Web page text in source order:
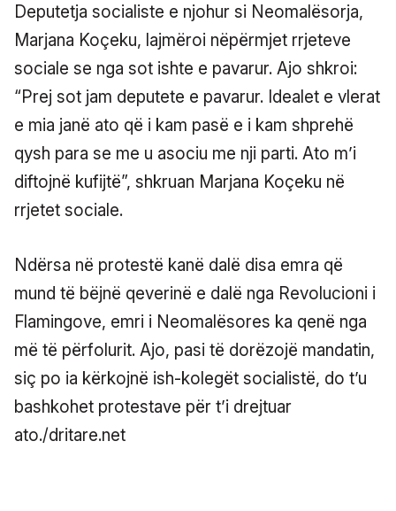
Deputetja socialiste e njohur si Neomalësorja,
Marjana Koçeku, lajmëroi nëpërmjet rrjeteve
sociale se nga sot ishte e pavarur. Ajo shkroi:
“Prej sot jam deputete e pavarur. Idealet e vlerat
e mia janë ato që i kam pasë e i kam shprehë
qysh para se me u asociu me nji parti. Ato m’i
diftojnë kufijtë”, shkruan Marjana Koçeku në
rrjetet sociale.
Ndërsa në protestë kanë dalë disa emra që
mund të bëjnë qeverinë e dalë nga Revolucioni i
Flamingove, emri i Neomalësores ka qenë nga
më të përfolurit. Ajo, pasi të dorëzojë mandatin,
siç po ia kërkojnë ish-kolegët socialistë, do t’u
bashkohet protestave për t’i drejtuar
ato./dritare.net